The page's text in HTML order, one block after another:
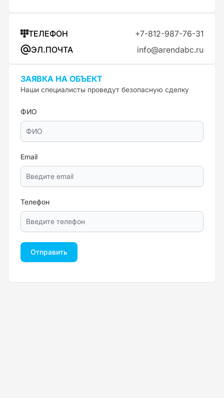
ТЕЛЕФОН
+7-812-987-76-31
ЭЛ.ПОЧТА
info@arendabc.ru
ЗАЯВКА НА ОБЪЕКТ
Наши специалисты проведут безопасную сделку
ФИО
Email
Телефон
Отправить